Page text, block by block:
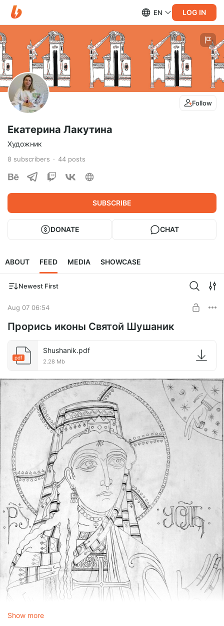
EN LOG IN
Follow
Екатерина Лакутина
Художник
8 subscribers 44 posts
SUBSCRIBE
DONATE CHAT
ABOUT FEED MEDIA SHOWCASE
Newest First
Aug 07 06:54
Прорись иконы Святой Шушаник
pdf
Shushanik.pdf
2.28 Mb
Show more